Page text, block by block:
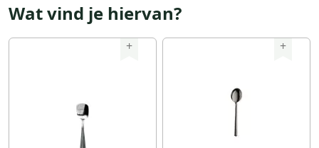
Wat vind je hiervan?
+ +